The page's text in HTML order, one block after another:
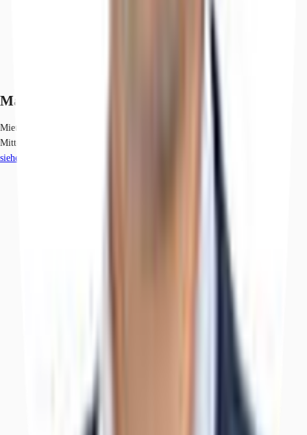
Marktinformationen
Mietmarkt
Mitte, Berlin
siehe